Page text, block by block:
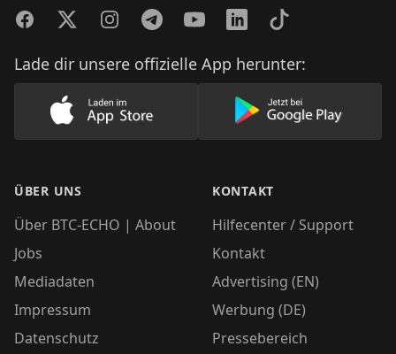
FacebookTwitterInstagramTelegramYouTubeLinkedInTikTok
Lade dir unsere offizielle App herunter:
Lade unsere App im AppStore herunter
Lade unsere
ÜBER UNS
Über BTC-ECHO | About
Jobs
Mediadaten
Impressum
Datenschutz
KONTAKT
Hilfecenter / Support
Kontakt
Advertising (EN)
Werbung (DE)
Pressebereich